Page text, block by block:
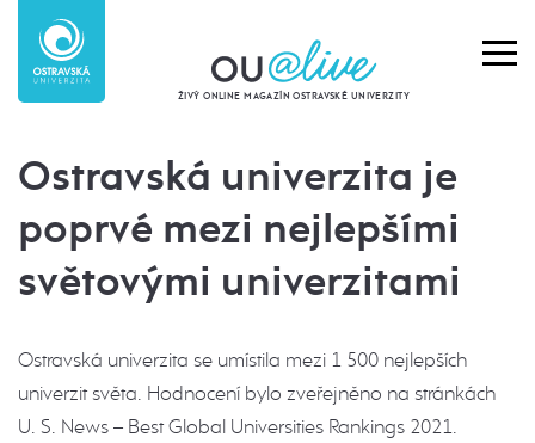
ŽIVÝ ONLINE MAGAZÍN OSTRAVSKÉ UNIVERZITY
Ostravská univerzita je
poprvé mezi nejlepšími
světovými univerzitami
Ostravská univerzita se umístila mezi 1 500 nejlepších
univerzit světa. Hodnocení bylo zveřejněno na stránkách
U. S. News – Best Global Universities Rankings 2021.